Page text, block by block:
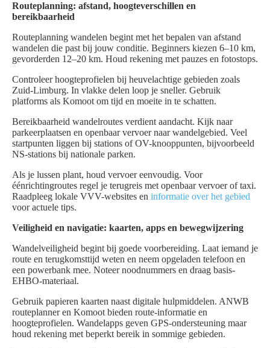
Routeplanning: afstand, hoogteverschillen en
bereikbaarheid
Routeplanning wandelen begint met het bepalen van afstand
wandelen die past bij jouw conditie. Beginners kiezen 6–10 km,
gevorderden 12–20 km. Houd rekening met pauzes en fotostops.
Controleer hoogteprofielen bij heuvelachtige gebieden zoals
Zuid-Limburg. In vlakke delen loop je sneller. Gebruik
platforms als Komoot om tijd en moeite in te schatten.
Bereikbaarheid wandelroutes verdient aandacht. Kijk naar
parkeerplaatsen en openbaar vervoer naar wandelgebied. Veel
startpunten liggen bij stations of OV-knooppunten, bijvoorbeeld
NS-stations bij nationale parken.
Als je lussen plant, houd vervoer eenvoudig. Voor
éénrichtingroutes regel je terugreis met openbaar vervoer of taxi.
Raadpleeg lokale VVV-websites en informatie over het gebied
voor actuele tips.
Veiligheid en navigatie: kaarten, apps en bewegwijzering
Wandelveiligheid begint bij goede voorbereiding. Laat iemand je
route en terugkomsttijd weten en neem opgeladen telefoon en
een powerbank mee. Noteer noodnummers en draag basis-
EHBO-materiaal.
Gebruik papieren kaarten naast digitale hulpmiddelen. ANWB
routeplanner en Komoot bieden route-informatie en
hoogteprofielen. Wandelapps geven GPS-ondersteuning maar
houd rekening met beperkt bereik in sommige gebieden.